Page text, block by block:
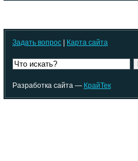
Задать вопрос Карта сайта
Разработка сайта — КрайТек